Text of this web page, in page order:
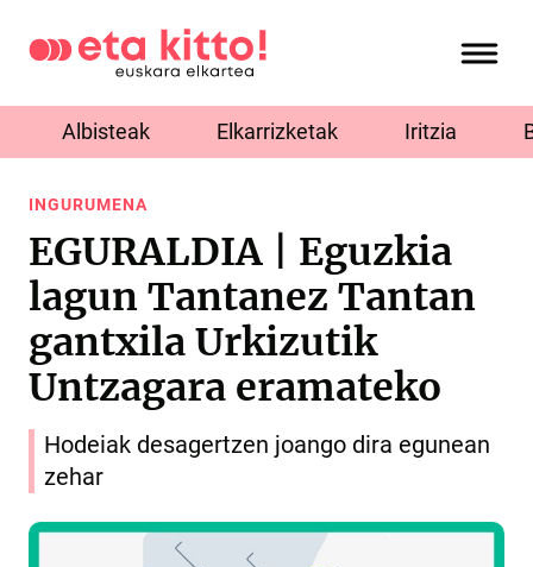
Albisteak Elkarrizketak Iritzia
INGURUMENA
EGURALDIA | Eguzkia
lagun Tantanez Tantan
gantxila Urkizutik
Untzagara eramateko
Hodeiak desagertzen joango dira egunean
zehar